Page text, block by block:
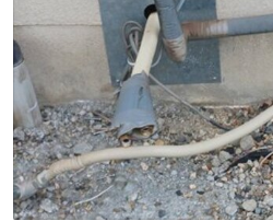
数